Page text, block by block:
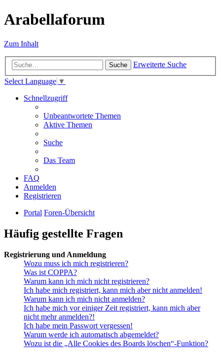
Arabellaforum
Zum Inhalt
Suche
Erweiterte Suche
Select Language ▼
Schnellzugriff
Unbeantwortete Themen
Aktive Themen
Suche
Das Team
FAQ
Anmelden
Registrieren
Portal Foren-Übersicht
Häufig gestellte Fragen
Registrierung und Anmeldung
Wozu muss ich mich registrieren?
Was ist COPPA?
Warum kann ich mich nicht registrieren?
Ich habe mich registriert, kann mich aber nicht anmelden!
Warum kann ich mich nicht anmelden?
Ich habe mich vor einiger Zeit registriert, kann mich aber
nicht mehr anmelden?!
Ich habe mein Passwort vergessen!
Warum werde ich automatisch abgemeldet?
Wozu ist die „Alle Cookies des Boards löschen“-Funktion?